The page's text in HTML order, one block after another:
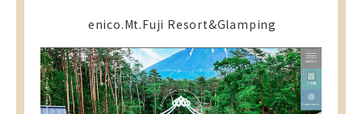
enico.Mt.Fuji Resort&Glamping